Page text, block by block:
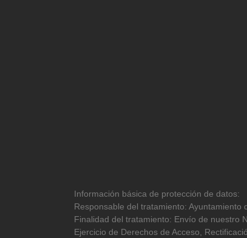
Información básica de protección de datos:
Responsable del tratamiento: Ayuntamiento
Finalidad del tratamiento: Envío de nuestro
Ejercicio de Derechos de Acceso,